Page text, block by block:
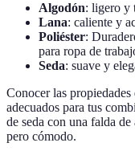
Algodón: ligero y
Lana: caliente y
Poliéster:
para ropa de
Seda: suave y
Conocer las
adecuados para tus
de seda con una falda
pero cómodo.